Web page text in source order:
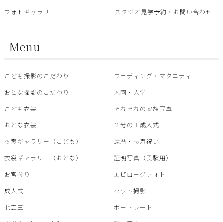
フォトギャラリー
スタジオ見学予約・お問い合わせ
Menu
こども撮影のこだわり
おとな撮影のこだわり
こども衣裳
おとな衣裳
衣裳ギャラリー（こども）
衣裳ギャラリー（おとな）
お宮参り
成人式
七五三
ウェディング・マタニティ
入園・入学
それぞれの家族写真
２分の１成人式
還暦・⾧寿祝い
証明写真（受験用）
エピローグフォト
ペット撮影
ポートレート